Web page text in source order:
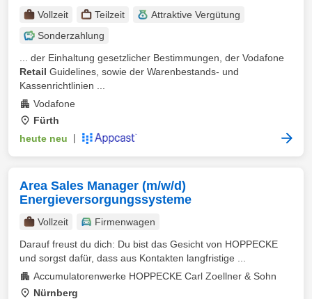
Vollzeit Teilzeit
Attraktive Vergütung
Sonderzahlung
... der Einhaltung gesetzlicher Bestimmungen, der Vodafone
Retail Guidelines, sowie der Warenbestands- und
Kassenrichtlinien ...
Vodafone
Fürth
heute neu
Area Sales Manager (m/w/d)
Energieversorgungssysteme
Vollzeit
Firmenwagen
Darauf freust du dich: Du bist das Gesicht von HOPPECKE
und sorgst dafür, dass aus Kontakten langfristige ...
Accumulatorenwerke HOPPECKE Carl Zoellner & Sohn
Nürnberg